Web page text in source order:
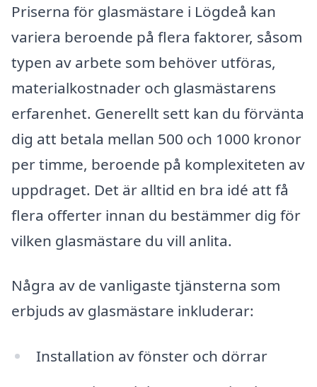
Priserna för glasmästare i Lögdeå kan
variera beroende på flera faktorer, såsom
typen av arbete som behöver utföras,
materialkostnader och glasmästarens
erfarenhet. Generellt sett kan du förvänta
dig att betala mellan 500 och 1000 kronor
per timme, beroende på komplexiteten av
uppdraget. Det är alltid en bra idé att få
flera offerter innan du bestämmer dig för
vilken glasmästare du vill anlita.
Några av de vanligaste tjänsterna som
erbjuds av glasmästare inkluderar:
Installation av fönster och dörrar